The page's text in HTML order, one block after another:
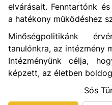
elvárásait. Fenntartónk
a hatékony működéshez
Minőségpolitikánk
tanulónkra, az intézmény
Intézményünk célja,
képzett, az életben
Sós